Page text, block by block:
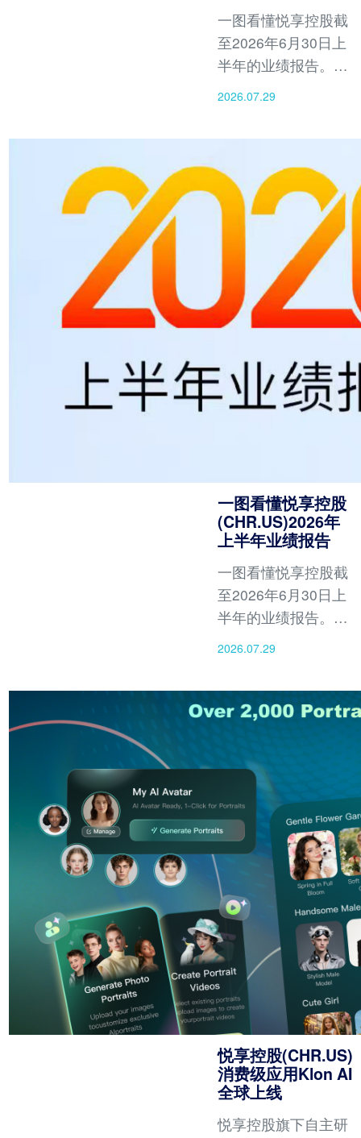
一图看懂悦享控股截
至2026年6月30日上
半年的业绩报告。报
告期内，公司实现总
增长26.1%，盈利能
力显著提升，营业利
润率由11.7%扩大至
17.3%、受益于成本
管控成效显著，公司
运营费用同比下降超
20%。
2026.07.29
一图看懂悦享控股
(CHR.US)2026年
上半年业绩报告
一图看懂悦享控股截
至2026年6月30日上
半年的业绩报告。报
告期内，公司实现总
元），营业利润同比
增长26.1%，盈利能
润率由11.7%扩大至
17.3%、受益于成本
管控成效显著，公司
运营费用同比下降超
20%。
2026.07.29
悦享控股(CHR.US)
消费级应用Klon AI
全球上线
悦享控股旗下自主研